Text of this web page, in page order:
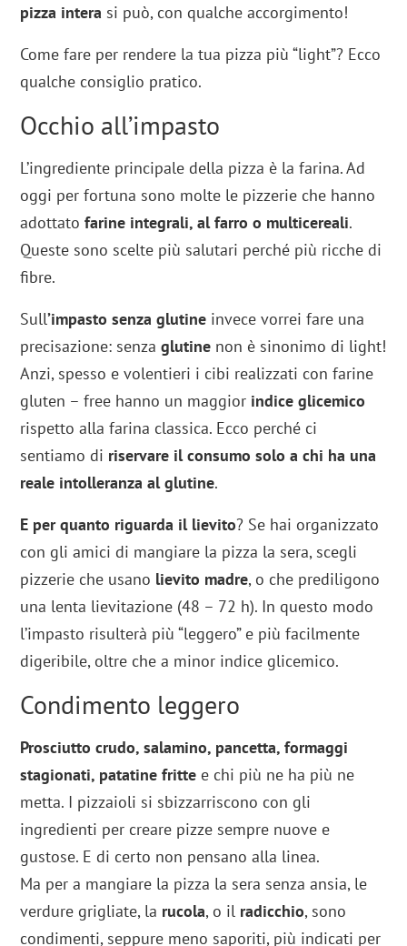
pizza intera si può, con qualche accorgimento!
Come fare per rendere la tua pizza più “light”? Ecco
qualche consiglio pratico.
Occhio all’impasto
L’ingrediente principale della pizza è la farina. Ad
oggi per fortuna sono molte le pizzerie che hanno
adottatofarine integrali, al farro o multicereali.
Queste sono scelte più salutari perché più ricche di
fibre.
Sull’impasto senza glutine invece vorrei fare una
precisazione: senzaglutine non è sinonimo di light!
Anzi, spesso e volentieri i cibi realizzati con farine
gluten – free hanno un maggior indice glicemico
rispetto alla farina classica. Ecco perché ci
sentiamo di riservare il consumo solo a chi ha una
reale intolleranza al glutine.
E per quanto riguarda il lievito? Se hai organizzato
con gli amici di mangiare la pizza la sera, scegli
pizzerie che usano lievito madre, o che prediligono
una lenta lievitazione (48 – 72 h). In questo modo
l’impasto risulterà più “leggero” e più facilmente
digeribile, oltre che a minor indice glicemico.
Condimento leggero
Prosciutto crudo, salamino, pancetta, formaggi
stagionati, patatine fritte e chi più ne ha più ne
metta. I pizzaioli si sbizzarriscono con gli
ingredienti per creare pizze sempre nuove e
gustose. E di certo non pensano alla linea.
Ma per a mangiare la pizza la sera senza ansia, le
verdure grigliate, la rucola, o il radicchio, sono
condimenti, seppure meno saporiti, più indicati per